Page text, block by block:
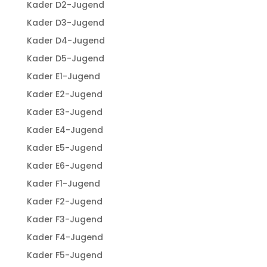
Kader D2-Jugend
Kader D3-Jugend
Kader D4-Jugend
Kader D5-Jugend
Kader E1-Jugend
Kader E2-Jugend
Kader E3-Jugend
Kader E4-Jugend
Kader E5-Jugend
Kader E6-Jugend
Kader F1-Jugend
Kader F2-Jugend
Kader F3-Jugend
Kader F4-Jugend
Kader F5-Jugend